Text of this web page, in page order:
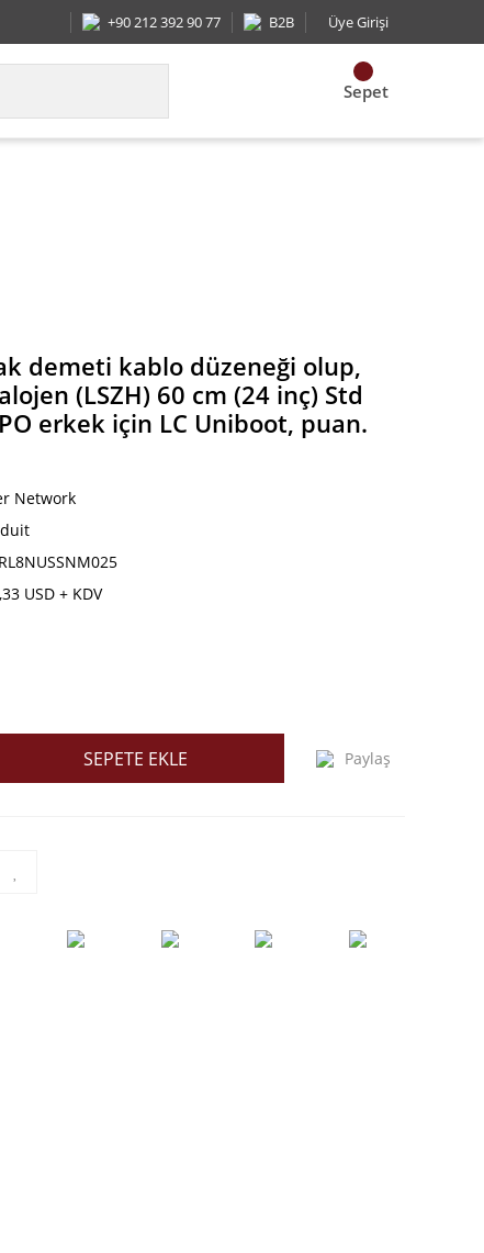
+90 212 392 90 77 B2B Üye Girişi
Sepet
demeti kablo düzeneği olup,
(LSZH) 60 cm (24 inç) Std
erkek için LC Uniboot, puan.
Network
USD + KDV
SEPETE EKLE Paylaş